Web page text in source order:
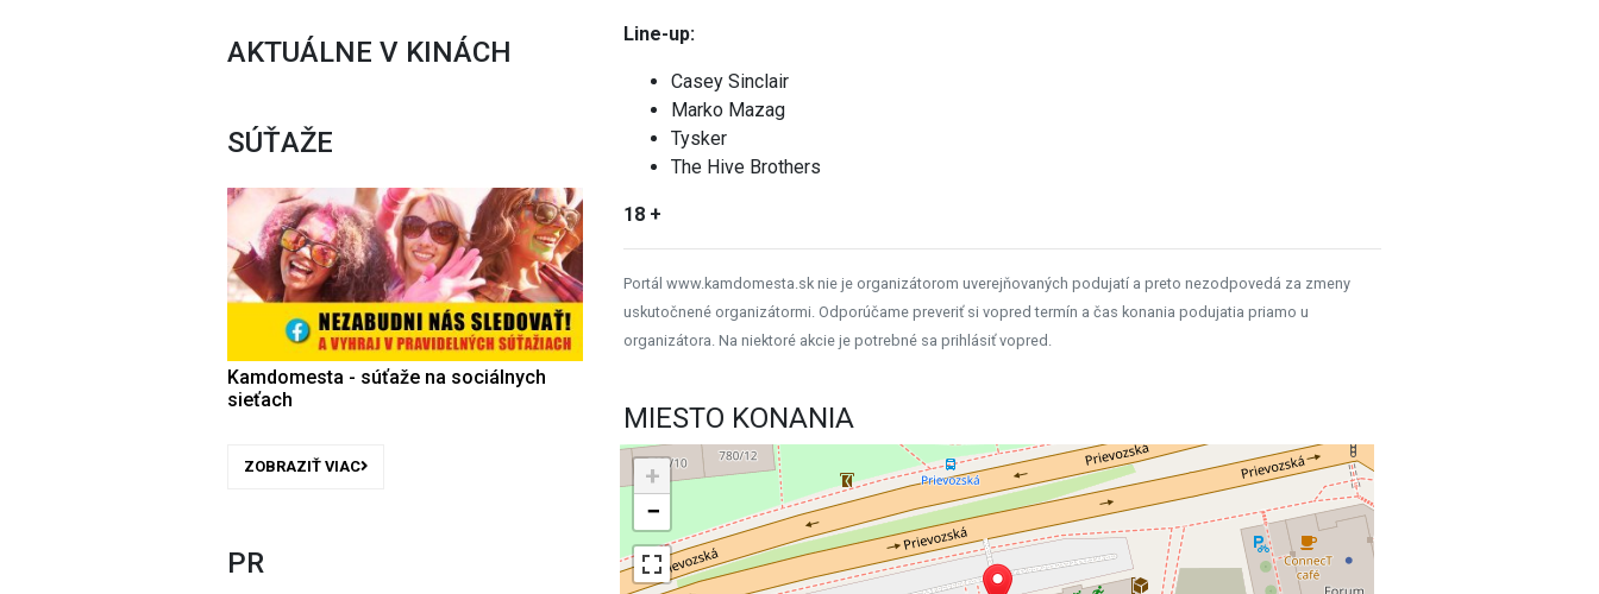
AKTUÁLNE V KINÁCH
SÚŤAŽE
Kamdomesta - súťaže na sociálnych
sieťach
ZOBRAZIŤ VIAC
PR
Line-up:
Casey Sinclair
Marko Mazag
Tysker
The Hive Brothers
18 +
Portál www.kamdomesta.sk nie je organizátorom uverejňovaných podujatí a preto nezodpovedá za zmeny
uskutočnené organizátormi. Odporúčame preveriť si vopred termín a čas konania podujatia priamo u
organizátora. Na niektoré akcie je potrebné sa prihlásiť vopred.
MIESTO KONANIA
+
−